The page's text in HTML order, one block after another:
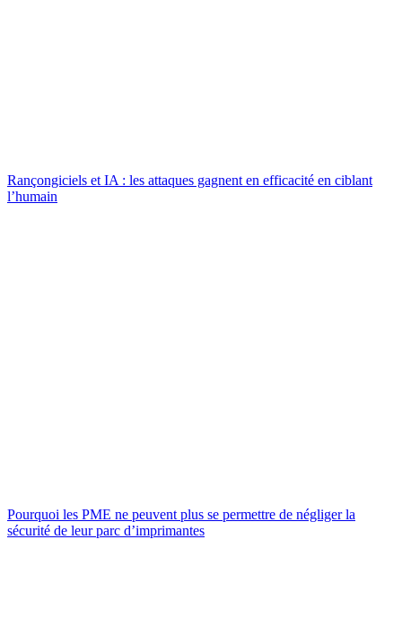
Rançongiciels et IA : les attaques gagnent en efficacité en ciblant
l’humain
Pourquoi les PME ne peuvent plus se permettre de négliger la
sécurité de leur parc d’imprimantes